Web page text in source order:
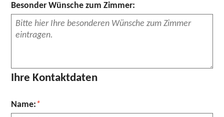
Besonder Wünsche zum Zimmer:
Ihre Kontaktdaten
Pflichtfeld
Name:*